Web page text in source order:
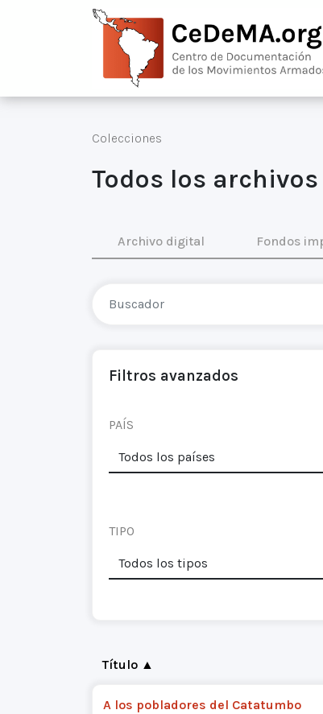
Colecciones
Todos los archivos
Archivo digital Fondos
Filtros avanzados
PAÍS
TIPO
Título ▲
A los pobladores del Catatumbo